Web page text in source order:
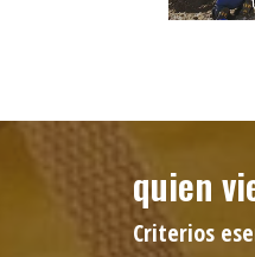
quien
Criterios